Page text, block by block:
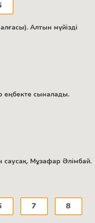
Алтын мүйізді
еңбекте сыналады.
саусақ. Мұзафар Әлімбай.
7 8